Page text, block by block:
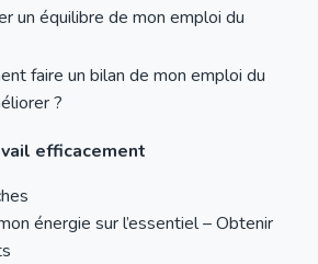
un équilibre de mon emploi du
faire un bilan de mon emploi du
?
efficacement
énergie sur l’essentiel – Obtenir